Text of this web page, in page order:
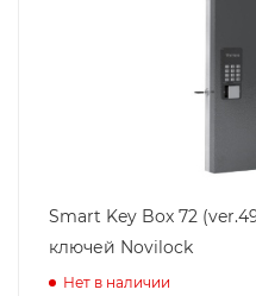
Smart Key Box 72
ключей Novilock
Нет в наличии